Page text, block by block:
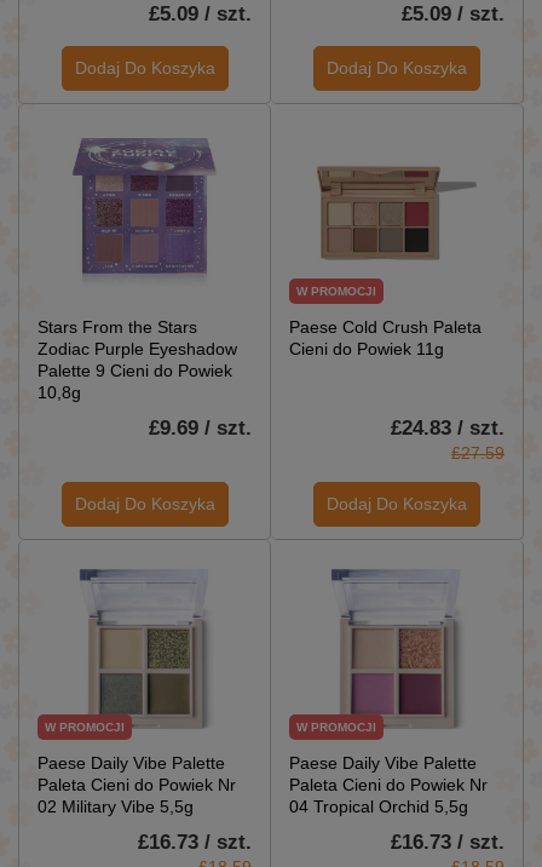
£5.09 / szt.
Dodaj Do Koszyka
£5.09 / szt.
Dodaj Do Koszyka
Stars From the Stars
Zodiac Purple Eyeshadow
Palette 9 Cieni do Powiek
10,8g
£9.69 / szt.
Dodaj Do Koszyka
W PROMOCJI
Paese Cold Crush Paleta
Cieni do Powiek 11g
£24.83 / szt.
£27.59
Dodaj Do Koszyka
W PROMOCJI
Paese Daily Vibe Palette
Paleta Cieni do Powiek Nr
02 Military Vibe 5,5g
£16.73 / szt.
W PROMOCJI
Paese Daily Vibe Palette
Paleta Cieni do Powiek Nr
04 Tropical Orchid 5,5g
£16.73 / szt.